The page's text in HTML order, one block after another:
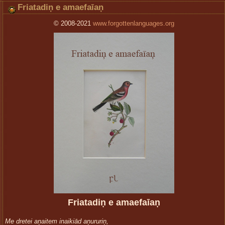
Friatadiņ e amaefaīaņ
© 2008-2021 www.forgottenlanguages.org
Friatadiņ e amaefaīaņ
Me dretei aņaitem inaikiād aņururiņ,